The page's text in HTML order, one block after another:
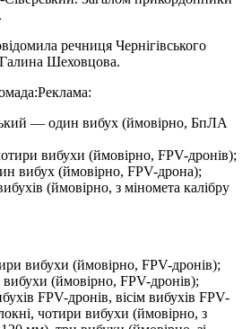
речниця Чернігівського
Шеховцова.
Реклама:
— один вибух (ймовірно, БпЛА
вибухи (ймовірно, FPV-дронів);
вибух (ймовірно, FPV-дрона);
(ймовірно, з міномета калібру
вибухи (ймовірно, FPV-дронів);
(ймовірно, FPV-дронів);
FPV-дронів, вісім вибухів FPV-
чотири вибухи (ймовірно, з